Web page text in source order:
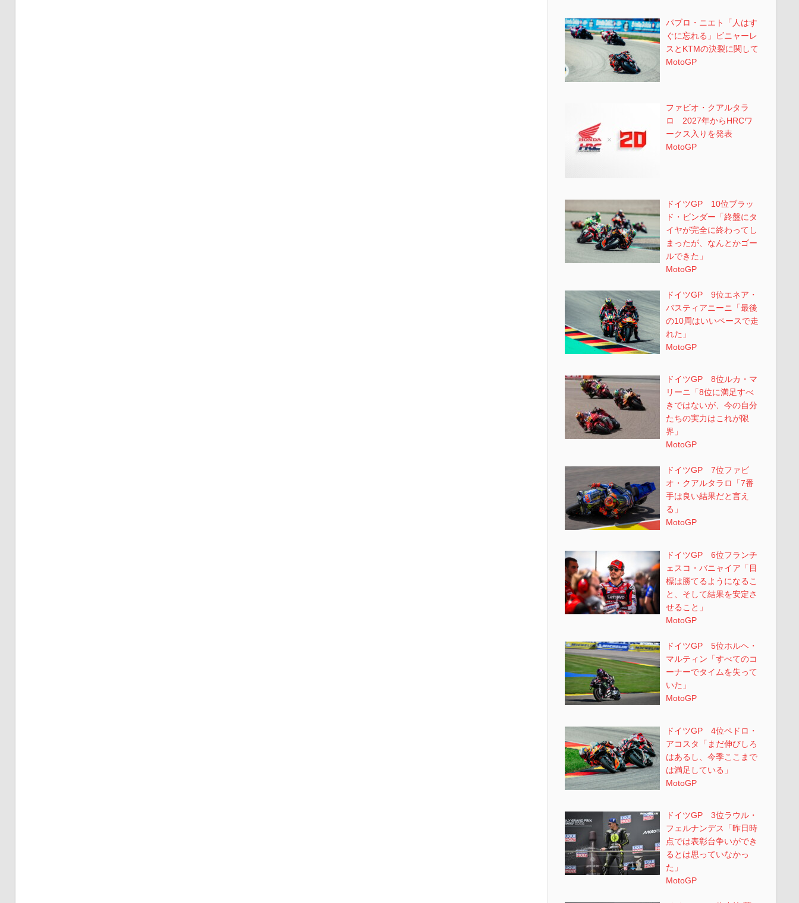
パブロ・ニエト「人はす
ぐに忘れる」ビニャーレ
スとKTMの決裂に関して
MotoGP
ファビオ・クアルタラ
ロ 2027年からHRCワ
ークス入りを発表
MotoGP
ドイツGP 10位ブラッ
ド・ビンダー「終盤にタ
イヤが完全に終わってし
まったが、なんとかゴー
ルできた」
MotoGP
ドイツGP 9位エネア・
バスティアニーニ「最後
の10周はいいペースで走
れた」
MotoGP
ドイツGP 8位ルカ・マ
リーニ「8位に満足すべ
きではないが、今の自分
たちの実力はこれが限
界」
MotoGP
ドイツGP 7位ファビ
オ・クアルタラロ「7番
手は良い結果だと言え
る」
MotoGP
ドイツGP 6位フランチ
ェスコ・バニャイア「目
標は勝てるようになるこ
と、そして結果を安定さ
せること」
MotoGP
ドイツGP 5位ホルヘ・
マルティン「すべてのコ
ーナーでタイムを失って
いた」
MotoGP
ドイツGP 4位ペドロ・
アコスタ「まだ伸びしろ
はあるし、今季ここまで
は満足している」
MotoGP
ドイツGP 3位ラウル・
フェルナンデス「昨日時
点では表彰台争いができ
るとは思っていなかっ
た」
MotoGP